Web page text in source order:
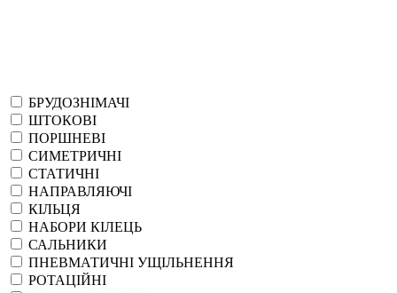
БРУДОЗНІМАЧІ
ШТОКОВІ
ПОРШНЕВІ
СИМЕТРИЧНІ
СТАТИЧНІ
НАПРАВЛЯЮЧІ
КІЛЬЦЯ
НАБОРИ КІЛЕЦЬ
САЛЬНИКИ
ПНЕВМАТИЧНІ УЩІЛЬНЕННЯ
РОТАЦІЙНІ